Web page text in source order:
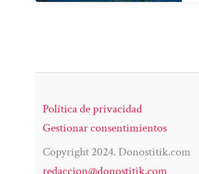
Política de privacidad
Gestionar consentimientos
Copyright 2024. Donostitik.com